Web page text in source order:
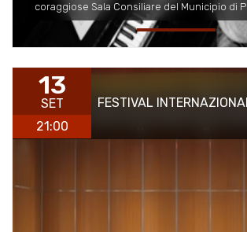
coraggiose Sala Consiliare del Municipio di
13
SET
21:00
FESTIVAL